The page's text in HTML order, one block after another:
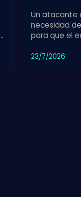
Un atacante
necesidad
para que el
destacando
23/7/2026